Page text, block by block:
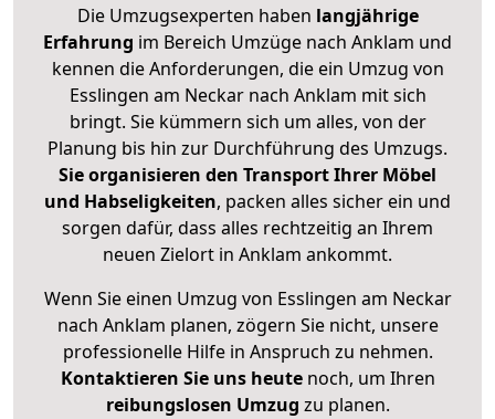
Die Umzugsexperten haben langjährige
Erfahrung im Bereich Umzüge nach Anklam und
kennen die Anforderungen, die ein Umzug von
Esslingen am Neckar nach Anklam mit sich
bringt. Sie kümmern sich um alles, von der
Planung bis hin zur Durchführung des Umzugs.
Sie organisieren den Transport Ihrer Möbel
und Habseligkeiten, packen alles sicher ein und
sorgen dafür, dass alles rechtzeitig an Ihrem
neuen Zielort in Anklam ankommt.
Wenn Sie einen Umzug von Esslingen am Neckar
nach Anklam planen, zögern Sie nicht, unsere
professionelle Hilfe in Anspruch zu nehmen.
Kontaktieren Sie uns heutenoch, um Ihren
reibungslosen Umzug zu planen.